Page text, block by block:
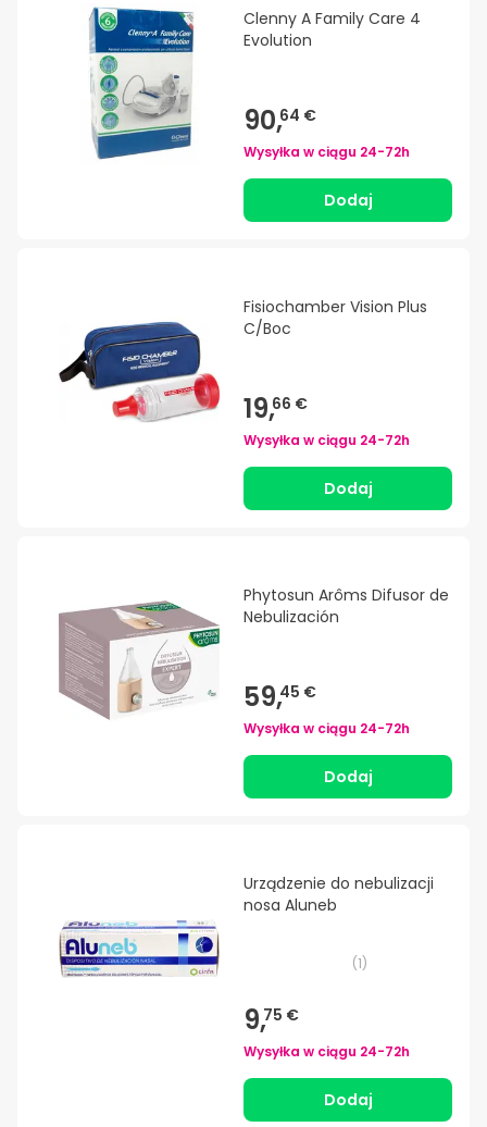
Clenny A Family Care 4
Evolution
90,64 €
Wysyłka w ciągu 24-72h
Dodaj
Fisiochamber Vision Plus
C/Boc
19,66 €
Wysyłka w ciągu 24-72h
Dodaj
Phytosun Arôms Difusor de
Nebulización
59,45 €
Wysyłka w ciągu 24-72h
Dodaj
Urządzenie do nebulizacji
nosa Aluneb
(1)
9,75 €
Wysyłka w ciągu 24-72h
Dodaj